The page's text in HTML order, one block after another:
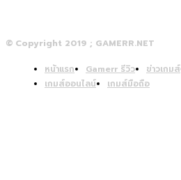
© Copyright 2019 ; GAMERR.NET
หน้าแรก Gamerr รีวิว ข่าวเกมส์
เกมส์ออนไลน์
เกมส์มือถือ